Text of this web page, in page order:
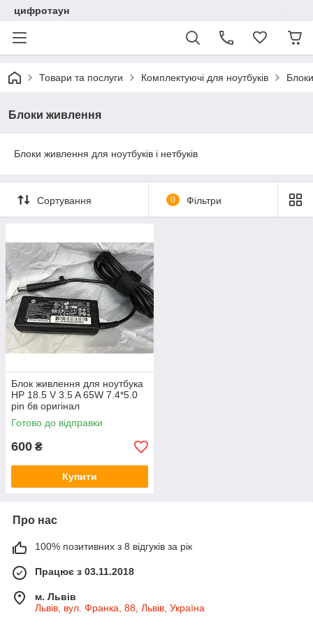
цифротаун
Товари та послуги Комплектуючі для ноутбуків
Блоки живлення
Блоки живлення для ноутбуків і нетбуків
Сортування 0 Фільтри
Блок живлення для ноутбука
HP 18.5 V 3.5 A 65W 7.4*5.0
pin бв оригінал
Готово до відправки
600 ₴
Купити
Про нас
100% позитивних з 8 відгуків за рік
Працює з 03.11.2018
м. Львів
Львів, вул. Франка, 88, Львів, Україна